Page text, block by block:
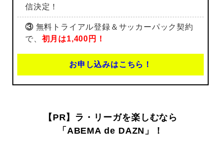
信決定！
③無料トライアル登録＆サッカーパック契約
で、 初月は1,400円！
お申し込みはこちら！
【PR】ラ・リーガを楽しむなら
「ABEMA de DAZN」！